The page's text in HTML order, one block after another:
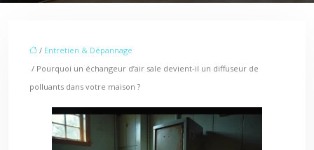
/ Entretien & Dépannage
/ Pourquoi un échangeur d’air sale devient-il un diffuseur de
polluants dans votre maison ?